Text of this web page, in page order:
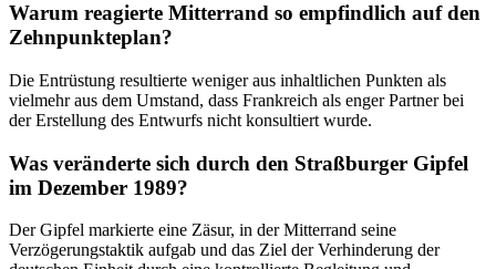
Warum reagierte Mitterrand so empfindlich auf den
Zehnpunkteplan?
Die Entrüstung resultierte weniger aus inhaltlichen Punkten als
vielmehr aus dem Umstand, dass Frankreich als enger Partner bei
der Erstellung des Entwurfs nicht konsultiert wurde.
Was veränderte sich durch den Straßburger Gipfel
im Dezember 1989?
Der Gipfel markierte eine Zäsur, in der Mitterrand seine
Verzögerungstaktik aufgab und das Ziel der Verhinderung der